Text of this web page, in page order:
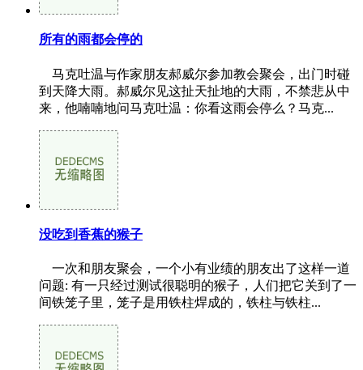
所有的雨都会停的
马克吐温与作家朋友郝威尔参加教会聚会，出门时碰
到天降大雨。郝威尔见这扯天扯地的大雨，不禁悲从中
来，他喃喃地问马克吐温：你看这雨会停么？马克...
没吃到香蕉的猴子
一次和朋友聚会，一个小有业绩的朋友出了这样一道
问题: 有一只经过测试很聪明的猴子，人们把它关到了一
间铁笼子里，笼子是用铁柱焊成的，铁柱与铁柱...